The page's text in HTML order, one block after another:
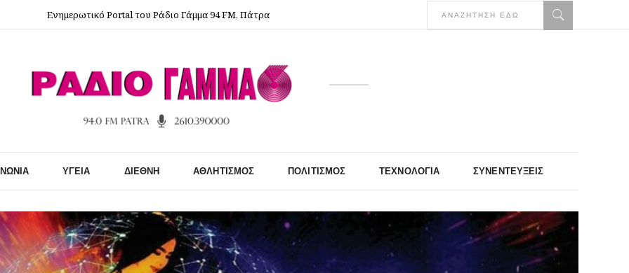
Ενημερωτικό Portal του Ράδιο Γάμμα 94 FM, Πάτρα
ΥΓΕΊΑ ΔΙΕΘΝΉ ΑΘΛΗΤΙΣΜΌΣ ΠΟΛΙΤΙΣΜΌΣ ΤΕΧΝΟΛΟΓΊΑ ΣΥΝΕΝΤΕΎΞΕΙΣ